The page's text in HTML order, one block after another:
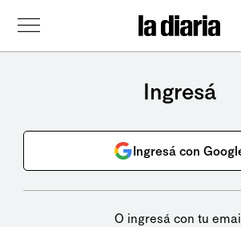
Ingresá
Ingresá con
O ingresá con tu